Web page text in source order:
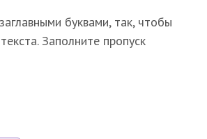
буквами, так, чтобы
Заполните пропуск